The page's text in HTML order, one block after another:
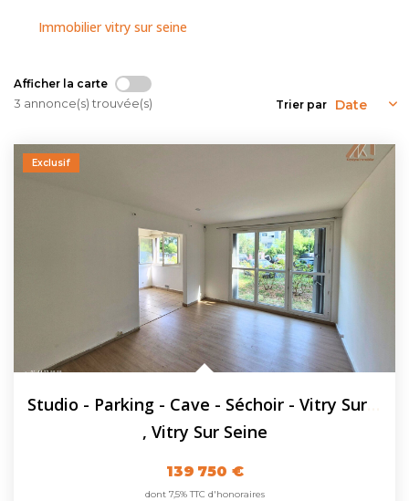
Immobilier vitry sur seine
Afficher la carte
3 annonce(s) trouvée(s) Trier par
Exclusif
, Vitry Sur Seine
139 750 €
dont 7,5% TTC d'honoraires